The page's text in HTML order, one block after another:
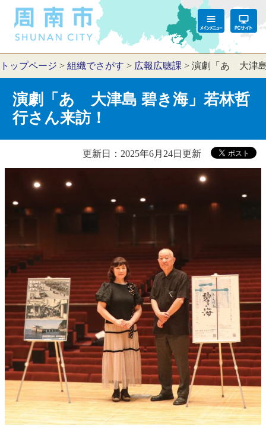
トップページ > 組織でさがす > 広報広聴課 > 演劇「あゝ大津
演劇「あゝ大津島 碧き海」若林哲
行さん来訪！
更新日：2025年6月24日更新